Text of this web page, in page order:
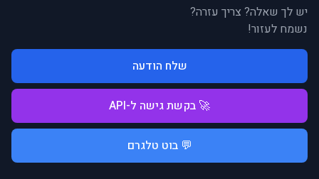
יש לך שאלה? צריך עזרה?
נשמח לעזור!
שלח הודעה
🚀 בקשת גישה ל-API
💬 בוט טלגרם